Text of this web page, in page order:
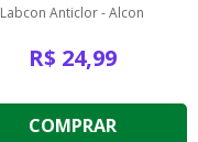
Labcon Anticlor - Alcon
R$ 24,99
COMPRAR